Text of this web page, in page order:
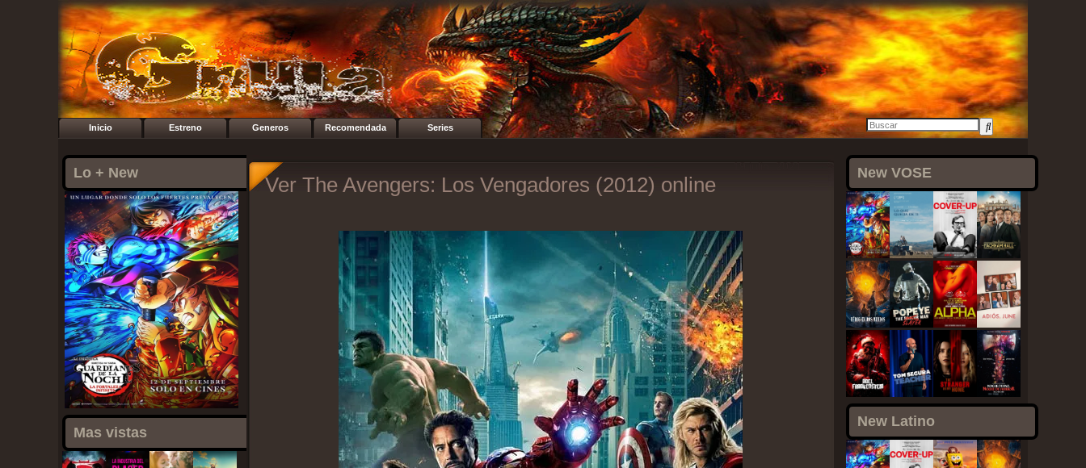
Inicio Estreno Generos Recomendada Series
Lo + New
Mas vistas
New VOSE
New Latino
Ver The Avengers: Los Vengadores (2012) online